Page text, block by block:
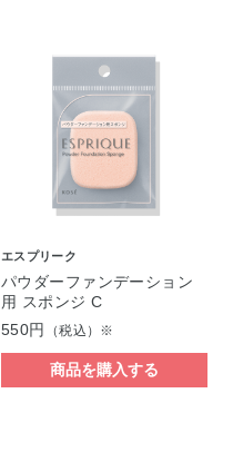
エスプリーク
パウダーファンデーション
用 スポンジ C
550円
（税込）※
商品を購入する